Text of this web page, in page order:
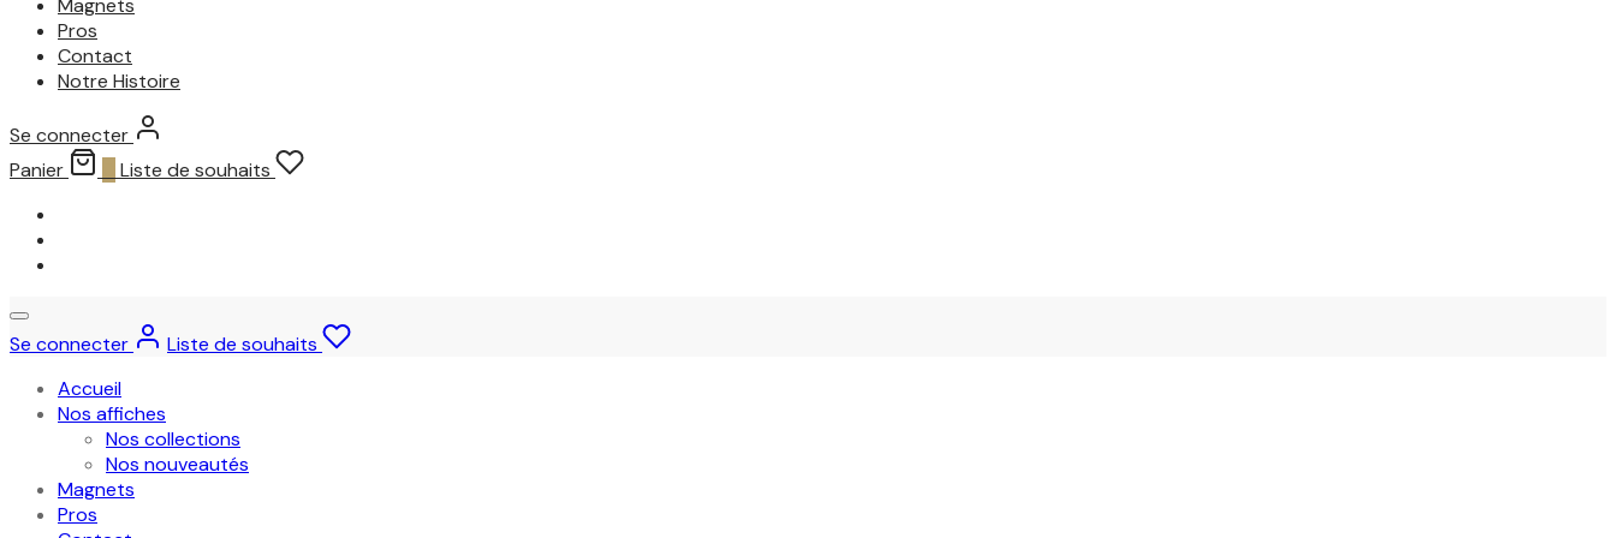
Magnets
Pros
Contact
Notre Histoire
Se connecter
Panier
Liste de souhaits
Se connecter
Liste de souhaits
Accueil
Nos affiches
Nos collections
Nos nouveautés
Magnets
Pros